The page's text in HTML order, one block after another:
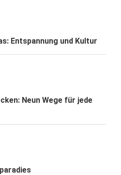
Entspannung und Kultur
Neun Wege für jede